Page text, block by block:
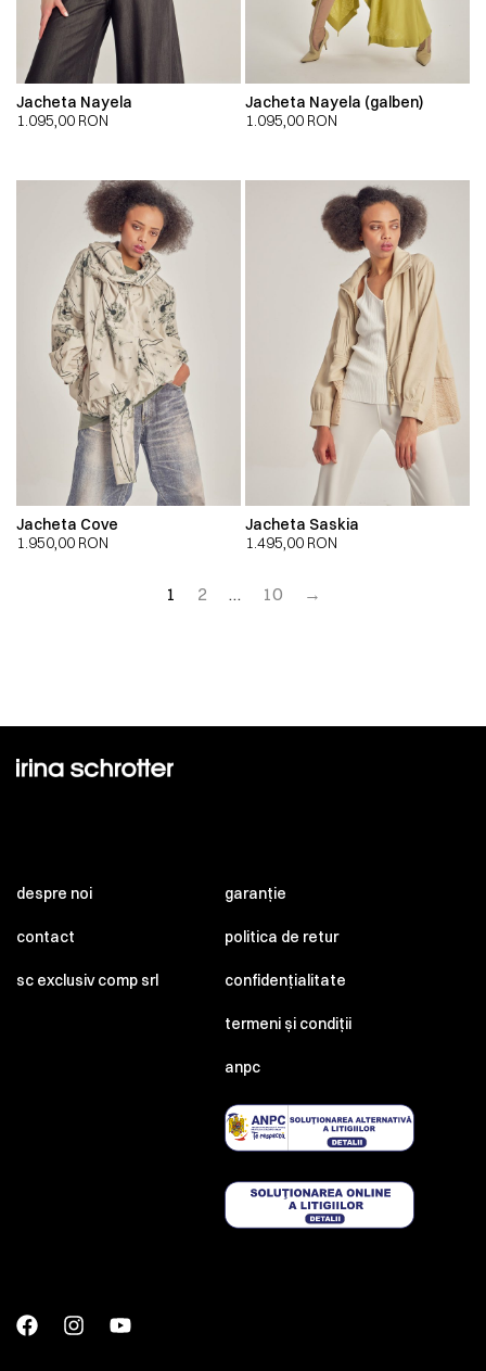
Jacheta Nayela
1.095,00 RON
Jacheta Nayela (galben)
1.095,00 RON
Jacheta Cove
1.950,00 RON
Jacheta Saskia
1.495,00 RON
1 2 … 10 →
despre noi
contact
sc exclusiv comp srl
garanție
politica de retur
confidențialitate
termeni și condiții
anpc